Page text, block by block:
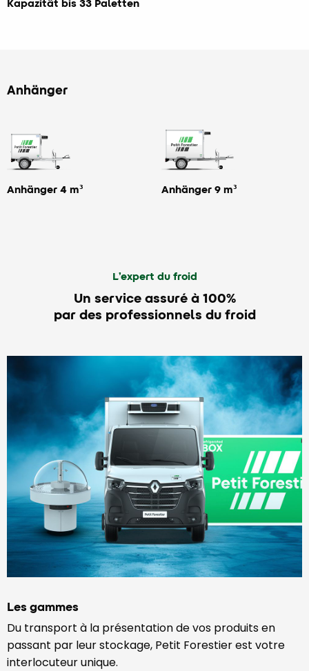
Kapazität bis 33 Paletten
Anhänger
Anhänger 4 m³ Anhänger 9 m³
L’expert du froid
Un service assuré à 100%
par des professionnels du froid
Les gammes
Du transport à la présentation de vos produits en
passant par leur stockage, Petit Forestier est votre
interlocuteur unique.